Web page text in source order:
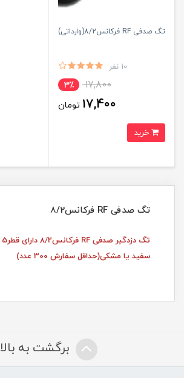
تگ صدفی RF فرکانس8/2(وارداتی)
10 نفر
17,800 3٪
17,400 تومان
تگ صدفی RF فرکانس8/2
سفید یا مشکی(حداقل سفارش 300 عدد)
برگشت به بالا